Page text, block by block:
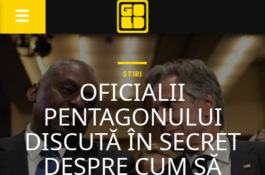
STIRI
OFICIALII
PENTAGONULUI
DISCUTĂ ÎN SECRET
DESPRE CUM SĂ